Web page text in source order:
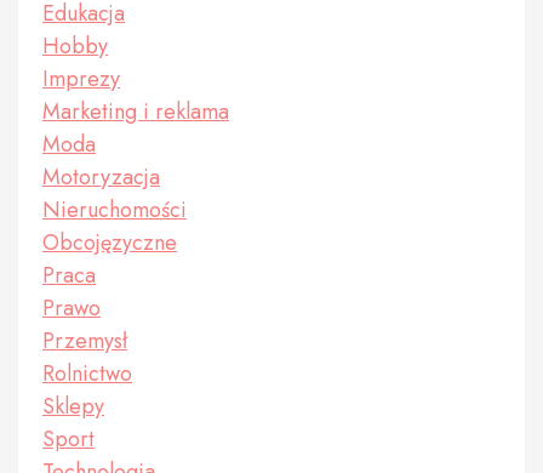
Edukacja
Hobby
Imprezy
Marketing i reklama
Moda
Motoryzacja
Nieruchomości
Obcojęzyczne
Praca
Prawo
Przemysł
Rolnictwo
Sklepy
Sport